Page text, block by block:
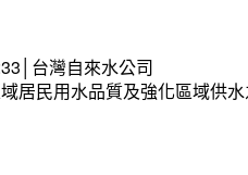
台灣自來水公司
居民用水品質及強化區域供